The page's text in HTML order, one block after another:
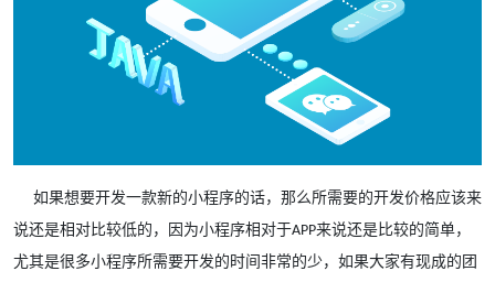
如果想要开发一款新的小程序的话，那么所需要的开发价格应该来
说还是相对比较低的，因为小程序相对于APP来说还是比较的简单，
尤其是很多小程序所需要开发的时间非常的少，如果大家有现成的团